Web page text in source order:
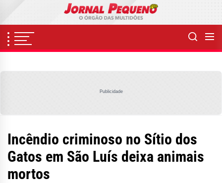
content
Publicidade
Incêndio criminoso no Sítio dos
Gatos em São Luís deixa animais
mortos